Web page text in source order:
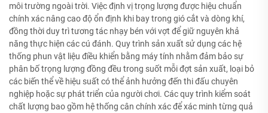
môi trường ngoài trời. Việc định vị trọng lượng được hiệu chuẩn
chính xác nâng cao độ ổn định khi bay trong gió cắt và dòng khí,
đồng thời duy trì tương tác nhạy bén với vợt để giữ nguyên khả
năng thực hiện các cú đánh. Quy trình sản xuất sử dụng các hệ
thống phun vật liệu điều khiển bằng máy tính nhằm đảm bảo sự
phân bố trọng lượng đồng đều trong suốt mỗi đợt sản xuất, loại bỏ
các biến thể về hiệu suất có thể ảnh hưởng đến thi đấu chuyên
nghiệp hoặc sự phát triển của người chơi. Các quy trình kiểm soát
chất lượng bao gồm hệ thống cân chính xác để xác minh từng quả